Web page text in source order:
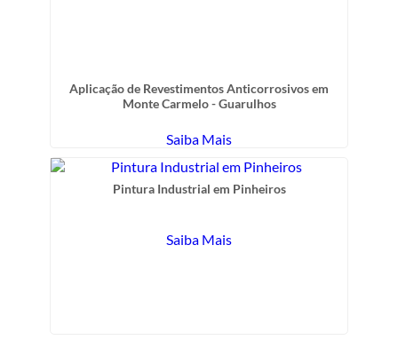
Aplicação de Revestimentos Anticorrosivos em
Monte Carmelo - Guarulhos
Saiba Mais
Pintura Industrial em Pinheiros
Saiba Mais